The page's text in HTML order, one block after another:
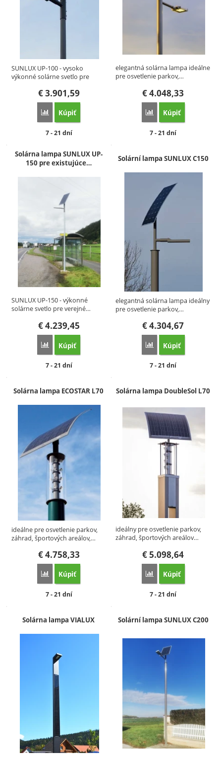
SUNLUX UP-100 - vysoko
výkonné solárne svetlo pre
€3.901,59
Porovnať
Kúpiť
Dostupnosť:
7 - 21 dní
elegantná solárna lampa ideálne
pre osvetlenie parkov,…
€4.048,33
Porovnať
Kúpiť
Dostupnosť:
7 - 21 dní
Solárna lampa SUNLUX UP-
150 pre existujúce…
SUNLUX UP-150 - výkonné
solárne svetlo pre verejné…
€4.239,45
Porovnať
Kúpiť
Dostupnosť:
7 - 21 dní
Solární lampa SUNLUX C150
elegantná solárna lampa ideálny
pre osvetlenie parkov,…
€4.304,67
Porovnať
Kúpiť
Dostupnosť:
7 - 21 dní
Solárna lampa ECOSTAR L70
ideálne pre osvetlenie parkov,
záhrad, športových areálov,…
€4.758,33
Porovnať
Kúpiť
Dostupnosť:
7 - 21 dní
Solárna lampa DoubleSol L70
ideálny pre osvetlenie parkov,
záhrad, športových areálov…
€5.098,64
Porovnať
Kúpiť
Dostupnosť:
7 - 21 dní
Solárna lampa VIALUX Solární lampa SUNLUX C200